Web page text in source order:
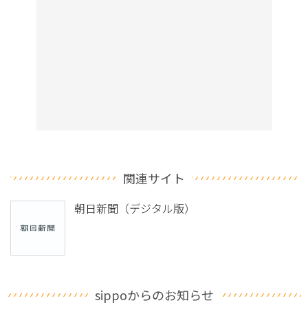
関連サイト
朝日新聞（デジタル版）
sippoからのお知らせ